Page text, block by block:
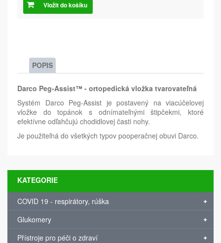
Vložit do košíku
POPIS
Darco Peg-Assist™ - ortopedická vložka tvarovateľná
Systém Darco Peg-Assist je postavený na viacúčelovej
vložke do topánok s odnímateľnými štipčekmi, ktoré
efektívne odľahčujú chodidlovej časti nohy.
Je použiteľná do všetkých typov pooperačnej obuvi Darco.
KATEGORIE
COVID 19 - respirátory, rúška
Glukomery
Přístroje pro péči o zdraví